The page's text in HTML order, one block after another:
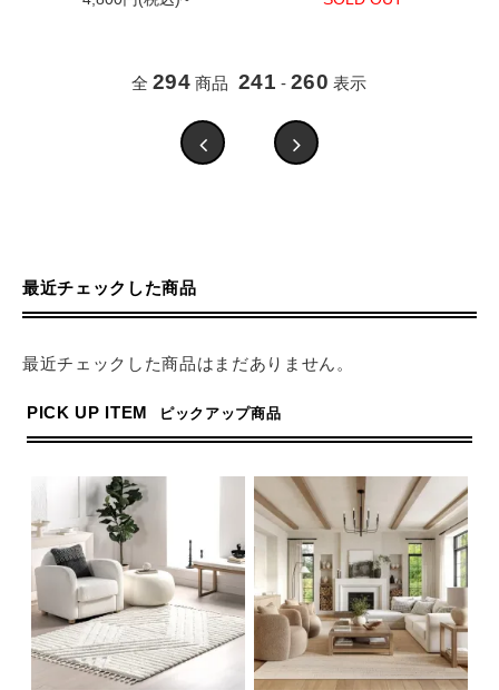
全 294 商品 241 - 260 表示
最近チェックした商品
最近チェックした商品はまだありません。
PICK UP ITEM ピックアップ商品